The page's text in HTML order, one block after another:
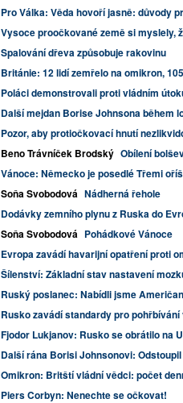
Pro Válka: Věda hovoří jasně: důvody
Vysoce proočkované země si myslely,
Spalování dřeva způsobuje rakovinu
Británie: 12 lidí zemřelo na omikron,
Poláci demonstrovali proti vládním
Další mejdan Borise Johnsona během
Pozor, aby protiočkovací hnutí
Beno Trávníček Brodský Obílení
Vánoce: Německo je posedlé Třemi
Soňa Svobodová Nádherná řehole
Dodávky zemního plynu z Ruska do
Soňa Svobodová Pohádkové Vánoce
Evropa zavádí havarijní opatření proti
Šílenství: Základní stav nastavení
Ruský poslanec: Nabídli jsme
Rusko zavádí standardy pro
Fjodor Lukjanov: Rusko se obrátilo na
Další rána Borisi Johnsonovi:
Omikron: Britští vládní vědci: počet
Piers Corbyn: Nenechte se očkovat!